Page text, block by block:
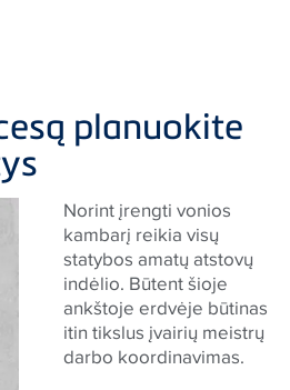
planuokite
Norint įrengti vonios
kambarį reikia visų
statybos amatų atstovų
indėlio. Būtent šioje
ankštoje erdvėje būtinas
itin tikslus įvairių meistrų
darbo koordinavimas.